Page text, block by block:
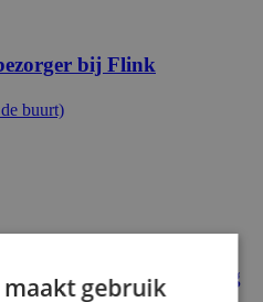
bij Flink
buurt)
boodschappenbezorging
maakt gebruik